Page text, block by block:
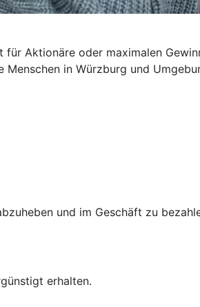
Aktionäre oder maximalen
in Würzburg und
und im Geschäft zu
erhalten.